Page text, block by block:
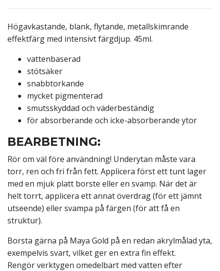
Högavkastande, blank, flytande, metallskimrande
effektfärg med intensivt färgdjup. 45ml.
vattenbaserad
stötsäker
snabbtorkande
mycket pigmenterad
smutsskyddad och väderbeständig
för absorberande och icke-absorberande ytor
BEARBETNING:
Rör om väl före användning! Underytan måste vara
torr, ren och fri från fett. Applicera först ett tunt lager
med en mjuk platt borste eller en svamp. När det är
helt torrt, applicera ett annat överdrag (för ett jämnt
utseende) eller svampa på färgen (för att få en
struktur).
Borsta gärna på Maya Gold på en redan akrylmålad yta,
exempelvis svart, vilket ger en extra fin effekt.
Rengör verktygen omedelbart med vatten efter